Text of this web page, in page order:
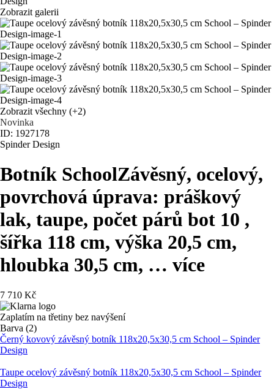
Zobrazit galerii
Zobrazit všechny (+2)
Novinka
ID: 1927178
Spinder Design
Botník SchoolZávěsný, ocelový,
povrchová úprava: práškový
lak, taupe, počet párů bot 10 ,
šířka 118 cm, výška 20,5 cm,
hloubka 30,5 cm, … více
7 710 Kč
Zaplatím na třetiny bez navýšení
Barva (2)
Černý kovový závěsný botník 118x20,5x30,5 cm School – Spinder
Design
Taupe ocelový závěsný botník 118x20,5x30,5 cm School – Spinder
Design